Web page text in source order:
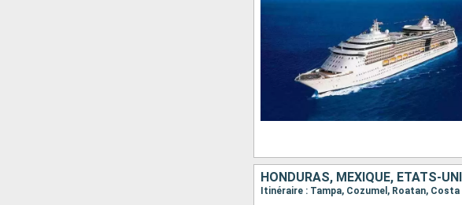
HONDURAS, MEXIQUE, ÉTATS-
Itinéraire : Tampa, Cozumel, Roatan, Costa